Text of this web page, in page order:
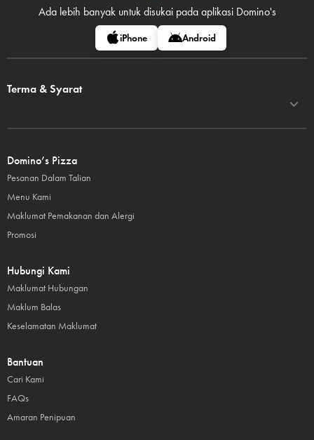
Ada lebih banyak untuk disukai pada aplikasi Domino's
iPhone Android
Terma & Syarat
Domino’s Pizza
Pesanan Dalam Talian
Menu Kami
Maklumat Pemakanan dan Alergi
Promosi
Hubungi Kami
Maklumat Hubungan
Maklum Balas
Keselamatan Maklumat
Bantuan
Cari Kami
FAQs
Amaran Penipuan